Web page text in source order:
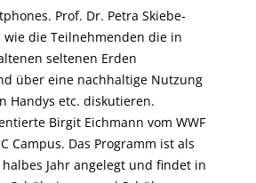
Prof. Dr. Petra Skiebe-
die Teilnehmenden die in
seltenen Erden
über eine nachhaltige Nutzung
Handys etc. diskutieren.
Birgit Eichmann vom WWF
Campus. Das Programm ist als
Jahr angelegt und findet in